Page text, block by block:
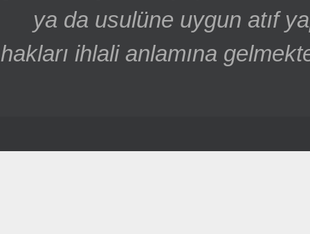
ya da usulüne uygun atıf
hakları ihlali anlamına